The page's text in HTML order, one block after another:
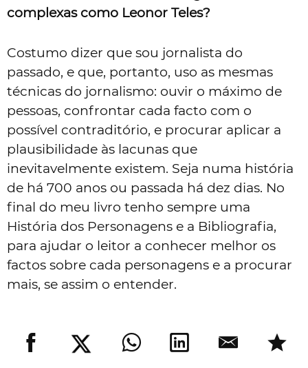
complexas como Leonor Teles?
Costumo dizer que sou jornalista do
passado, e que, portanto, uso as mesmas
técnicas do jornalismo: ouvir o máximo de
pessoas, confrontar cada facto com o
possível contraditório, e procurar aplicar a
plausibilidade às lacunas que
inevitavelmente existem. Seja numa história
de há 700 anos ou passada há dez dias. No
final do meu livro tenho sempre uma
História dos Personagens e a Bibliografia,
para ajudar o leitor a conhecer melhor os
factos sobre cada personagens e a procurar
mais, se assim o entender.